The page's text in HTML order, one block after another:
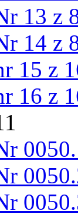
13 z
14 z
15 z
16 z